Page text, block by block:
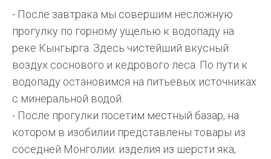
- После завтрака мы совершим несложную
прогулку по горному ущелью к водопаду на
реке Кынгырга. Здесь чистейший вкусный
воздух соснового и кедрового леса. По пути к
водопаду остановимся на питьевых источниках
с минеральной водой.
- После прогулки посетим местный базар, на
котором в изобилии представлены товары из
соседней Монголии: изделия из шерсти яка,